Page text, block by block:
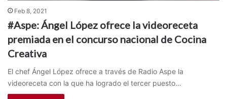
Feb 8, 2021
#Aspe: Ángel López ofrece la videoreceta
premiada en el concurso nacional de Cocina
Creativa
El chef Ángel López ofrece a través de Radio Aspe la
videoreceta con la que ha logrado el tercer puesto…